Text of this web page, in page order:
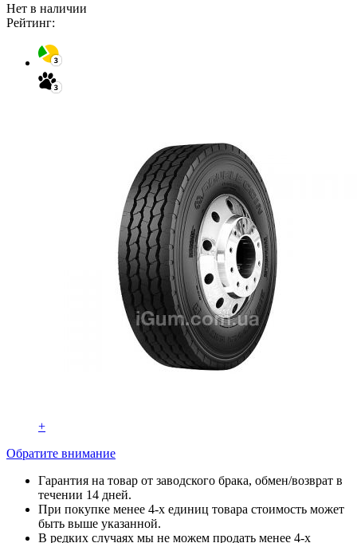
Нет в наличии
Рейтинг:
+
Обратите внимание
Гарантия на товар от заводского брака, обмен/возврат в
течении 14 дней.
При покупке менее 4-х единиц товара стоимость может
быть выше указанной.
В редких случаях мы не можем продать менее 4-х